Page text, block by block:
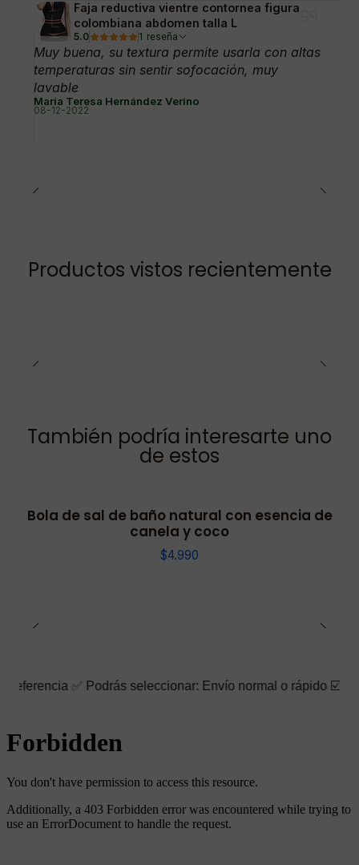
Faja reductiva vientre contornea figura
colombiana abdomen talla L
5.0 1 reseña
Muy buena, su textura permite usarla con altas
temperaturas sin sentir sofocación, muy
lavable
María Teresa Hernández Verino
08-12-2022
Productos vistos recientemente
También podría interesarte uno
de estos
Bola de sal de baño natural con esencia de
canela y coco
$4.990
seleccionar: Envío normal o rápido ☑️ También